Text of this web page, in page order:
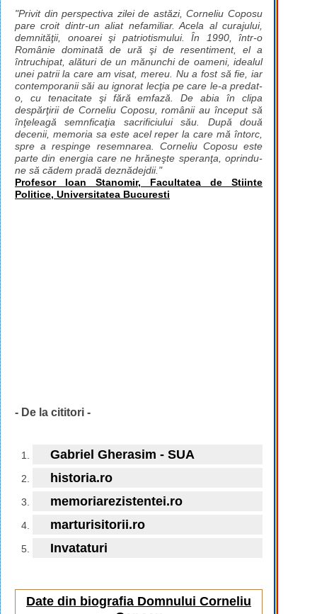
"Privit din perspectiva zilei de astăzi, Corneliu Coposu
pare croit dintr-un aliat nefamiliar. Acela al curajului,
demnităţii, onoarei şi patriotismului. În 1990, într-o
Românie dominată de ură şi de resentiment, el a
întruchipat, alături de un mănunchi de oameni, idealul
unei patrii la care am visat, mereu. Nu a fost să fie, iar
contemporanii săi au ignorat lecţia pe care le-a predat-
o, cu tenacitate şi fără emfază. De abia în clipa
despărţirii de Corneliu Coposu, românii au început să
înţeleagă semnficaţia sacrificiului său. După două
decenii, memoria sa este acel reper la care mă întorc,
spre a respinge resemnarea. Corneliu Coposu este
parte din energia care ne hrăneşte speranţa, oprindu-
ne să cădem pradă deznădejdii."
Profesor Ioan Stanomir, Facultatea de Stiinte
Politice, Universitatea Bucuresti
- De la cititori -
Gabriel Gherasim - SUA
historia.ro
memoriarezistentei.ro
marturisitorii.ro
Invataturi
Date din biografia Domnului Corneliu